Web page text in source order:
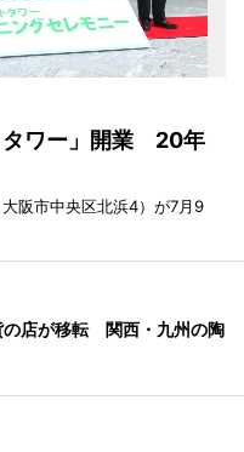
タワー」開業 20年
阪市中央区北浜4）が7月9
の店が移転 関西・九州の陶